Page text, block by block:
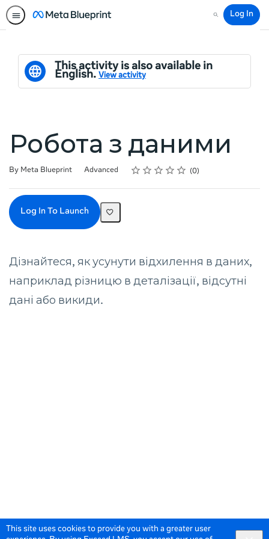
This site uses cookies to provide you with a greater user
Search
Log In
This activity is also available in
English. View activity
Робота з даними
By Meta Blueprint
Difficulty Advanced Rating
1 star
2 stars
3 stars
4 stars
5 stars
Average rating: 0 0
No reviews
Log In To Launch
Дізнайтеся, як усунути відхилення в даних,
наприклад різницю в деталізації, відсутні
дані або викиди.